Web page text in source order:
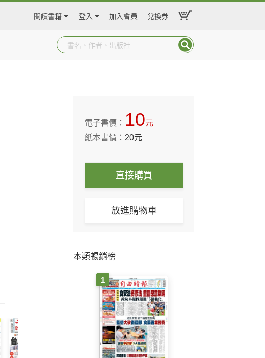
閱讀書籍 登入 加入會員 兌換券
電子書價： 10元
紙本書價：20元
直接購買
放進購物車
本類暢銷榜
1